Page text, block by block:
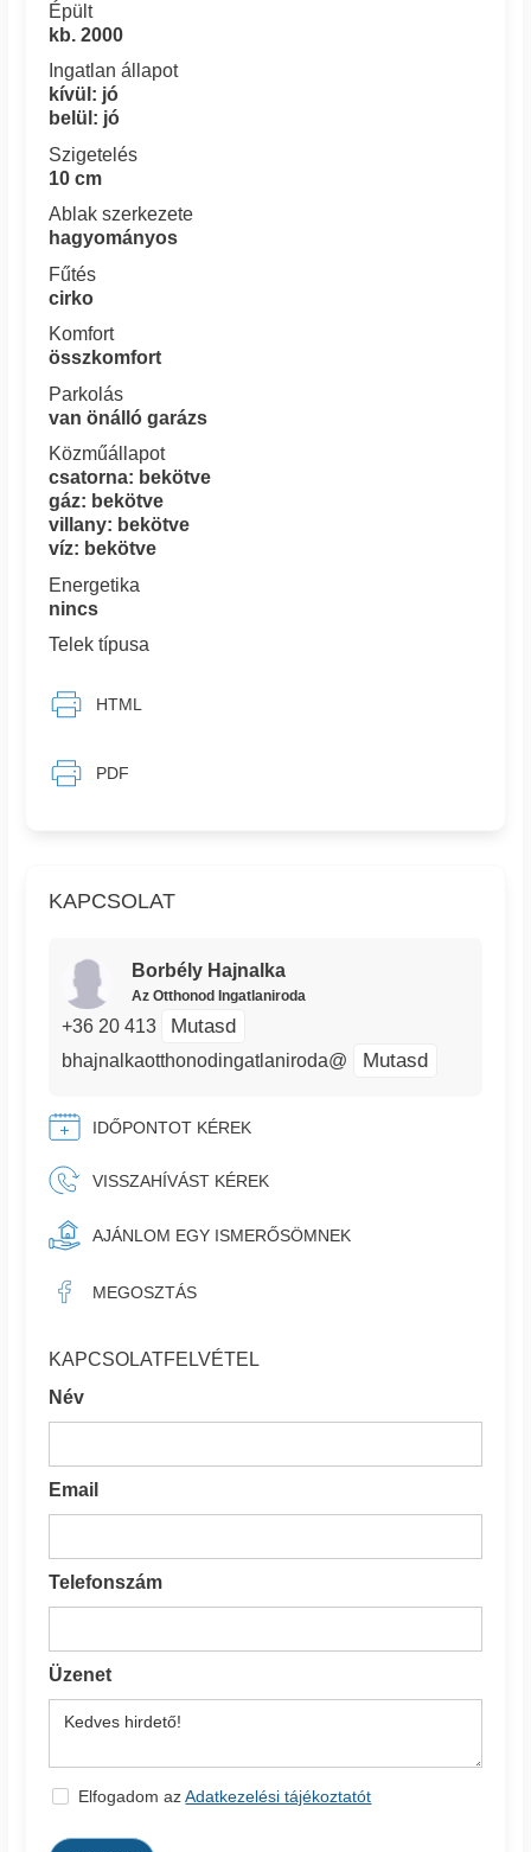
KAPCSOLAT
Borbély Hajnalka
Az Otthonod Ingatlaniroda
+36 20 413 Mutasd
bhajnalkaotthonodingatlaniroda@ Mutasd
IDŐPONTOT KÉREK
VISSZAHÍVÁST KÉREK
AJÁNLOM EGY ISMERŐSÖMNEK
MEGOSZTÁS
KAPCSOLATFELVÉTEL
Név
Email
Telefonszám
Üzenet
Elfogadom azAdatkezelési tájékoztatót
Épült
kb. 2000
Ingatlan állapot
kívül: jó
belül: jó
Szigetelés
10 cm
Ablak szerkezete
hagyományos
Fűtés
cirko
Komfort
összkomfort
Parkolás
van önálló garázs
Közműállapot
csatorna: bekötve
gáz: bekötve
villany: bekötve
víz: bekötve
Energetika
nincs
Telek típusa
HTML
PDF